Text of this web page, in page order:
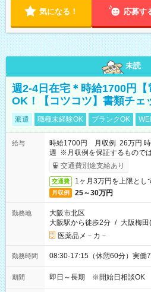
気になる！ 応募す
未読
週2-4日在宅＊時給1700円
OK！【コツコツ】書類チェ
派遣 職種未経験OK ブランクOK
給与
時給1700円 月収例 26万円
週 ※月収例を保証するものでは
交通費別途支給あり
交通費 1ヶ月3万円を上限とし
月収例 25～30万円
勤務地
大阪市北区
大阪駅から徒歩2分 / 大阪梅
医薬品メ－カ－
勤務時間 08:30-17:15（休憩60分）実働
期間 即日～長期 ※開始日相談OK